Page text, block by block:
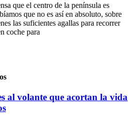
que el centro de la península es
que no es así en absoluto, sobre
las suficientes agallas para recorrer
coche para
al volante que acortan la vida